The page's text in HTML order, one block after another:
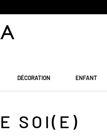
DÉCORATION ENFANT
SOI(E)